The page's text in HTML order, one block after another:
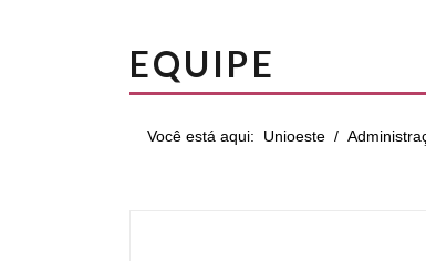
EQUIPE
Você está aqui: Unioeste